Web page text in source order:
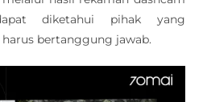
diketahui pihak yang
bertanggung jawab.